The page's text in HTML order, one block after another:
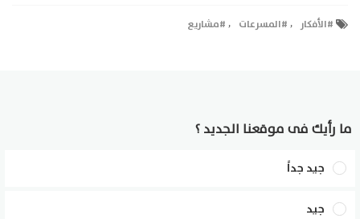
الأفكار , المسرعات , مشاريع
ما رأيك فى موقعنا الجديد ؟
جيد جداً
جيد